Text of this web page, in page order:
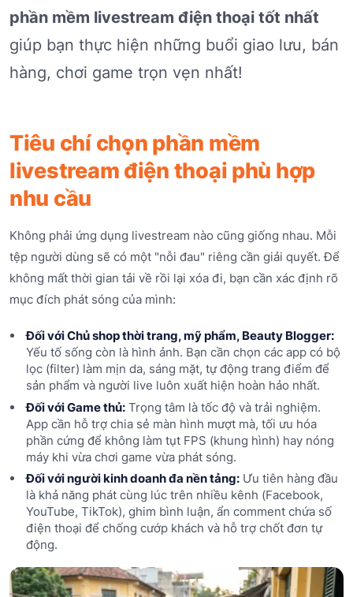
phần mềm livestream điện thoại tốt nhất
giúp bạn thực hiện những buổi giao lưu, bán
hàng, chơi game trọn vẹn nhất!
Tiêu chí chọn phần mềm
livestream điện thoại phù hợp
nhu cầu
Không phải ứng dụng livestream nào cũng giống nhau. Mỗi
tệp người dùng sẽ có một "nỗi đau" riêng cần giải quyết. Để
không mất thời gian tải về rồi lại xóa đi, bạn cần xác định rõ
mục đích phát sóng của mình:
Đối với Chủ shop thời trang, mỹ phẩm, Beauty Blogger:
Yếu tố sống còn là hình ảnh. Bạn cần chọn các app có bộ
lọc (filter) làm mịn da, sáng mặt, tự động trang điểm để
sản phẩm và người live luôn xuất hiện hoàn hảo nhất.
Đối với Game thủ:Trọng tâm là tốc độ và trải nghiệm.
App cần hỗ trợ chia sẻ màn hình mượt mà, tối ưu hóa
phần cứng để không làm tụt FPS (khung hình) hay nóng
máy khi vừa chơi game vừa phát sóng.
Đối với người kinh doanh đa nền tảng:Ưu tiên hàng đầu
là khả năng phát cùng lúc trên nhiều kênh (Facebook,
YouTube, TikTok), ghim bình luận, ẩn comment chứa số
điện thoại để chống cướp khách và hỗ trợ chốt đơn tự
động.